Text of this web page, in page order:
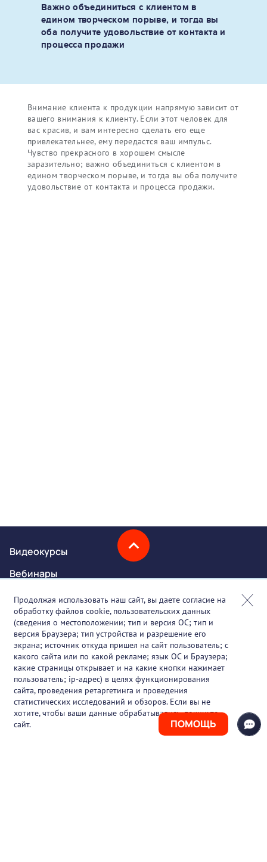
ПОМОЩЬ
Важно объединиться с клиентом в
едином творческом порыве, и тогда вы
оба получите удовольствие от контакта и
процесса продажи
Внимание клиента к продукции напрямую зависит от
вашего внимания к клиенту. Если этот человек для
вас красив, и вам интересно сделать его еще
привлекательнее, ему передастся ваш импульс.
Чувство прекрасного в хорошем смысле
заразительно; важно объединиться с клиентом в
едином творческом порыве, и тогда вы оба получите
удовольствие от контакта и процесса продажи.
Видеокурсы
Вебинары
Онлайн-события
Партнеры
О проекте
Вакансии
Блог
Контакты
Продолжая использовать наш сайт, вы даете согласие на
обработку файлов cookie, пользовательских данных
(сведения о местоположении; тип и версия ОС; тип и
версия Браузера; тип устройства и разрешение его
экрана; источник откуда пришел на сайт пользователь; с
какого сайта или по какой рекламе; язык ОС и Браузера;
какие страницы открывает и на какие кнопки нажимает
пользователь; ip-адрес) в целях функционирования
сайта, проведения ретаргетинга и проведения
статистических исследований и обзоров. Если вы не
хотите, чтобы ваши данные обрабатывались, покиньте
сайт.